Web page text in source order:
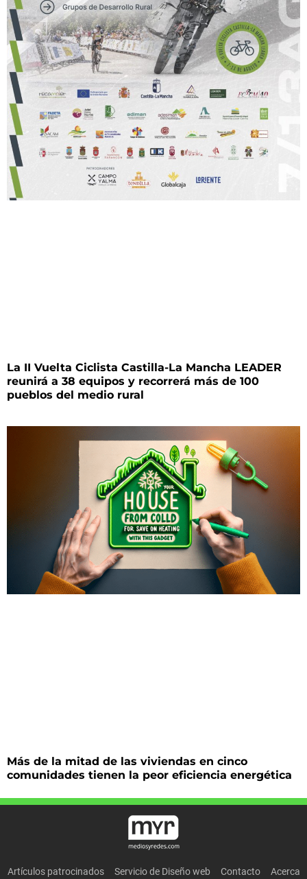
La II Vuelta Ciclista Castilla-La Mancha LEADER
reunirá a 38 equipos y recorrerá más de 100
pueblos del medio rural
Más de la mitad de las viviendas en cinco
comunidades tienen la peor eficiencia energética
Artículos patrocinados Servicio de Diseño web Contacto Acerca